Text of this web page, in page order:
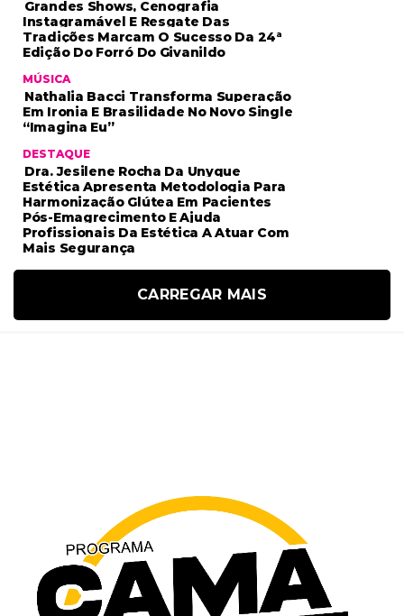
Grandes Shows, Cenografia
Instagramável E Resgate Das
Tradições Marcam O Sucesso Da 24ª
Edição Do Forró Do Givanildo
MÚSICA
Nathalia Bacci Transforma Superação
Em Ironia E Brasilidade No Novo Single
“Imagina Eu”
DESTAQUE
Dra. Jesilene Rocha Da Unyque
Estética Apresenta Metodologia Para
Harmonização Glútea Em Pacientes
Pós-Emagrecimento E Ajuda
Profissionais Da Estética A Atuar Com
Mais Segurança
CARREGAR MAIS